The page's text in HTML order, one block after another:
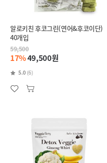
알로키친 후코그린(연어&후코이단)
40개입
59,500
17%49,500원
5.0 (6)